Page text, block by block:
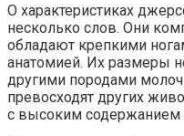
О характеристиках
несколько слов. Они
обладают крепкими
анатомией. Их размеры
другими породами
превосходят других
с высоким содержанием